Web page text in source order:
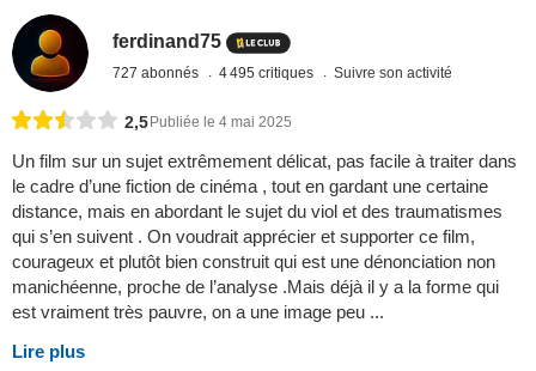
ferdinand75
727 abonnés 4 495 critiques Suivre son activité
2,5Publiée le 4 mai 2025
Un film sur un sujet extrêmement délicat, pas facile à traiter dans
le cadre d’une fiction de cinéma , tout en gardant une certaine
distance, mais en abordant le sujet du viol et des traumatismes
qui s’en suivent . On voudrait apprécier et supporter ce film,
courageux et plutôt bien construit qui est une dénonciation non
manichéenne, proche de l’analyse .Mais déjà il y a la forme qui
est vraiment très pauvre, on a une image peu ...
Lire plus